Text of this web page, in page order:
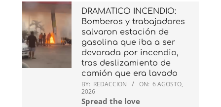
DRAMATICO INCENDIO:
Bomberos y trabajadores
salvaron estación de
gasolina que iba a ser
devorada por incendio,
tras deslizamiento de
camión que era lavado
BY: REDACCION ON: 6 AGOSTO,
2026
Spread the love